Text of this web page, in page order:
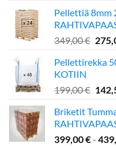
oli:
Pellettiä 8mm
349,00€
oli:
Pellettirekka
KOTIIN
199,00€
oli:
Briketit
399,00€-